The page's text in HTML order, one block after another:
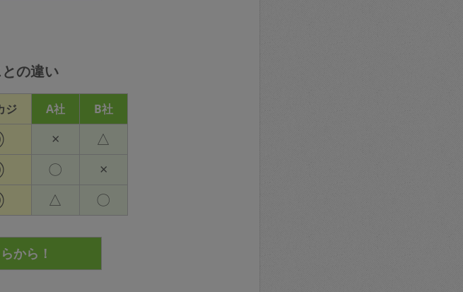
の違い
ジ A社
B社
× △
〇 ×
△ 〇